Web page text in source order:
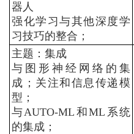
器人
强化学习与其他深度学
习技巧的整合；
主题：集成
与图形神经网络的集
成；关注和信息传递模
型；
与AUTO-ML 和ML 系统
的集成；